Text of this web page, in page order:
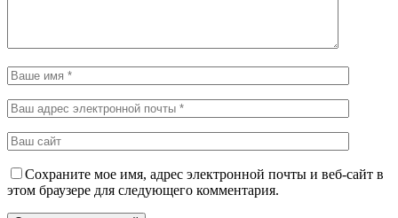
Сохраните мое имя, адрес электронной почты и веб-сайт в
этом браузере для следующего комментария.